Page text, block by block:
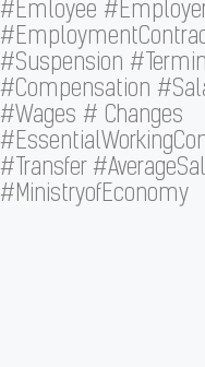
#Emloyee
#Suspension
#Compensation
#Wages # Changes
#Transfer
#MinistryofEconomy